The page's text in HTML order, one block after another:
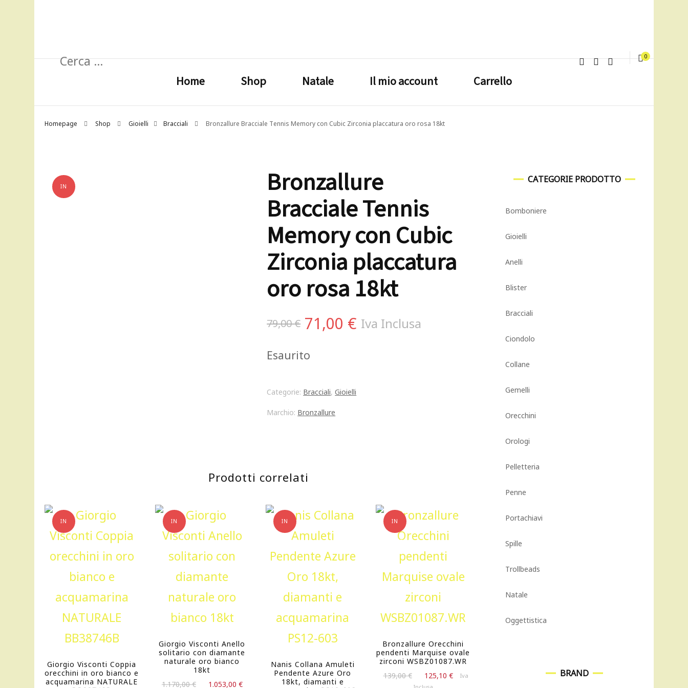
Ricerca
0
Home Shop Natale Il mio account Carrello
Homepage Shop Gioielli Bracciali Bronzallure Bracciale Tennis Memory con Cubic Zirconia placcatura oro rosa 18kt
IN
Bronzallure
Bracciale Tennis
Memory con Cubic
Zirconia placcatura
oro rosa 18kt
79,00€ Il
era:
79,00 €.
71,00 € Il
è:
Iva Inclusa
Esaurito
Categorie: Bracciali,Gioielli
Marchio: Bronzallure
Prodotti correlati
IN
OFFERTA!
Giorgio Visconti Coppia
orecchini in oro bianco e
acquamarina NATURALE
IN
OFFERTA!
Giorgio Visconti Anello
solitario con diamante
naturale oro bianco
18kt
1.170,00€ 1.053,00 €
IN
OFFERTA!
Nanis Collana Amuleti
Pendente Azure Oro
18kt, diamanti e
IN
OFFERTA!
Bronzallure Orecchini
pendenti Marquise ovale
zirconi WSBZ01087.WR
139,00€
prezzo
125,10 €
IlIva
CATEGORIE PRODOTTO
Bomboniere
Gioielli
Anelli
Blister
Bracciali
Ciondolo
Collane
Gemelli
Orecchini
Orologi
Pelletteria
Penne
Portachiavi
Spille
Trollbeads
Natale
Oggettistica
BRAND